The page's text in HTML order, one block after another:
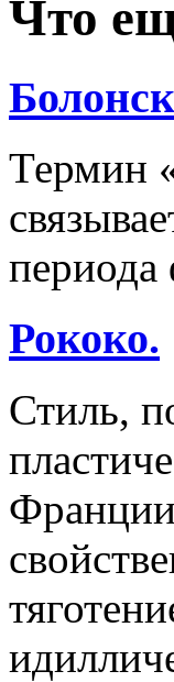
Что
Термин
периода
Рококо.
Стиль,
Франции